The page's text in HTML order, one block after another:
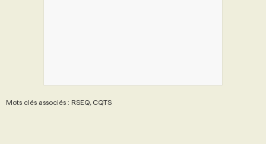
Mots clés associés : RSEQ, CQTS